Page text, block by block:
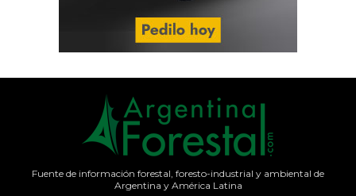
Fuente de información forestal, foresto-industrial y ambiental de
Argentina y América Latina